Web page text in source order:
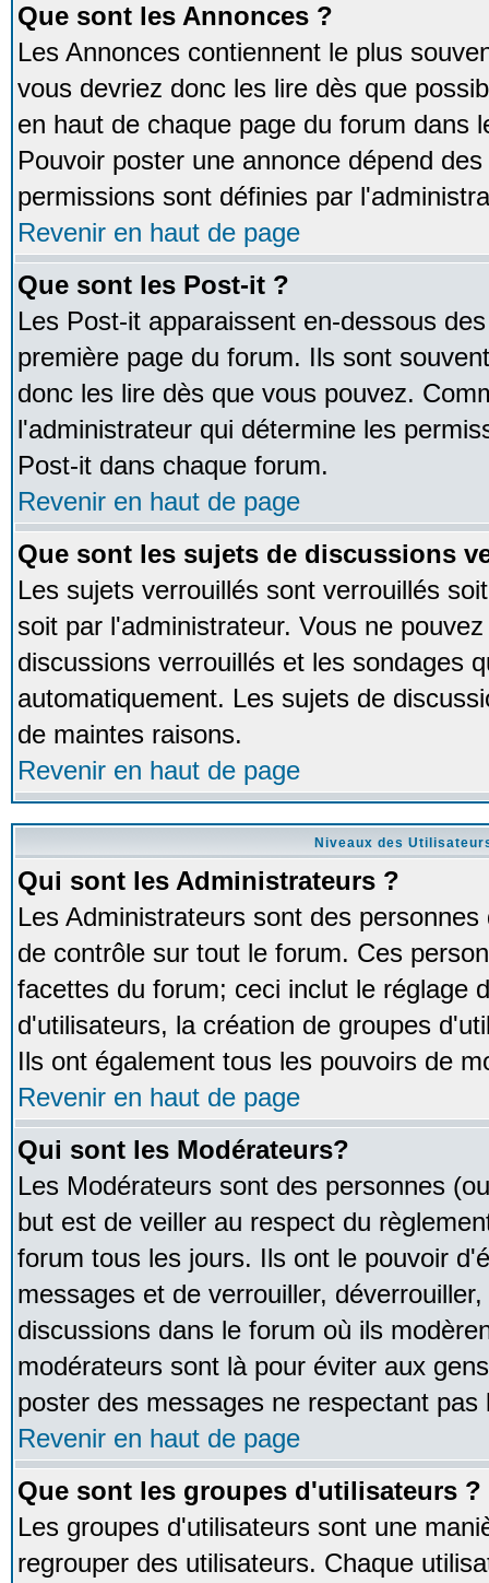
Que sont les Annonces ?
Les Annonces contiennent le plus
vous devriez donc les lire dès que
en haut de chaque page du forum dans
Pouvoir poster une annonce dépend
permissions sont définies par
Revenir en haut de page
Que sont les Post-it ?
Les Post-it apparaissent en-dessous
première page du forum. Ils sont
donc les lire dès que vous pouvez.
l'administrateur qui détermine les
Post-it dans chaque forum.
Revenir en haut de page
Que sont les sujets de discussions
Les sujets verrouillés sont verrouillés
soit par l'administrateur. Vous ne
discussions verrouillés et les sondages
automatiquement. Les sujets de
de maintes raisons.
Revenir en haut de page
Niveaux des
Qui sont les Administrateurs ?
Les Administrateurs sont des
de contrôle sur tout le forum. Ces
facettes du forum; ceci inclut le réglage
d'utilisateurs, la création de groupes
Ils ont également tous les pouvoirs de
Revenir en haut de page
Qui sont les Modérateurs?
Les Modérateurs sont des personnes
but est de veiller au respect du
forum tous les jours. Ils ont le pouvoir
messages et de verrouiller,
discussions dans le forum où ils
modérateurs sont là pour éviter aux
poster des messages ne respectant pas
Revenir en haut de page
Que sont les groupes d'utilisateurs ?
Les groupes d'utilisateurs sont une
regrouper des utilisateurs. Chaque